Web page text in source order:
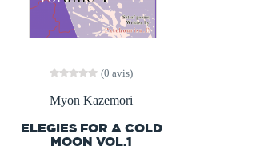
(0 avis)
Myon Kazemori
ELEGIES FOR A COLD
MOON VOL.1